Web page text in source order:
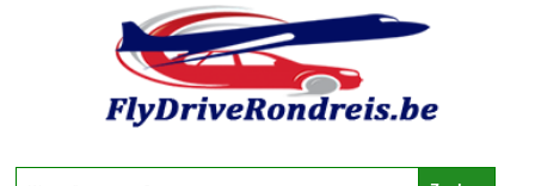
Oman - Musandam
Home>Oman>Musandam